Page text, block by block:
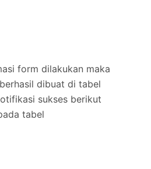
form dilakukan maka
dibuat di tabel
sukses berikut
tabel